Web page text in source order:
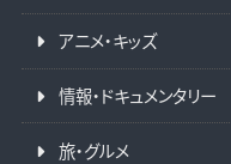
アニメ・キッズ
情報・ドキュメンタリー
旅・グルメ